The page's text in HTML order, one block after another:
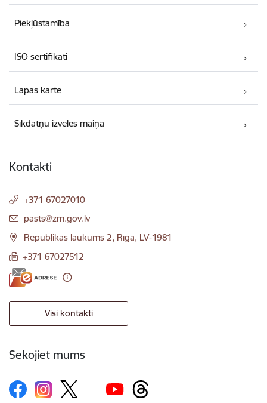
Piekļūstamība
ISO sertifikāti
Lapas karte
Sīkdatņu izvēles maiņa
Kontakti
+371 67027010
E-pasts:
pasts@zm.gov.lv
Republikas laukums 2, Rīga, LV-1981
+371 67027512
Visi kontakti
Sekojiet mums